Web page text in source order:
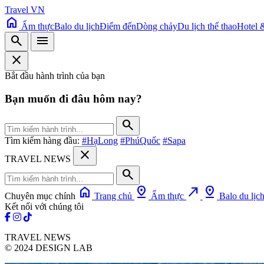
Travel VN
home Ẩm thựcBalo du lịchĐiểm đếnDòng chảyDu lịch thể thaoHotel
search
menu
close
Bắt đầu hành trình của bạn
Bạn muốn đi đâu hôm nay?
search
Tìm kiếm hàng đầu: #HạLong #PhúQuốc #Sapa
TRAVEL NEWS
close
search
Chuyên mục chính home Trang chủ pin_drop Ẩm thực north_east pin_drop Balo du lịch
Kết nối với chúng tôi
TRAVEL NEWS
© 2024 DESIGN LAB